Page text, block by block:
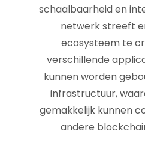
schaalbaarheid en
netwerk streeft
ecosysteem te
verschillende
kunnen worden
infrastructuur,
gemakkelijk kunnen
andere